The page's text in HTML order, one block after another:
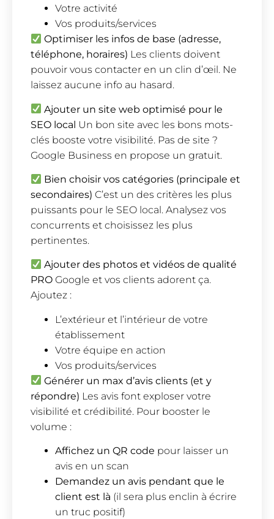
Votre activité
Vos produits/services
Optimiser les infos de base (adresse,
téléphone, horaires) Les clients doivent
pouvoir vous contacter en un clin d’œil. Ne
laissez aucune info au hasard.
Ajouter un site web optimisé pour le
SEO local Un bon site avec les bons mots-
clés booste votre visibilité. Pas de site ?
Google Business en propose un gratuit.
Bien choisir vos catégories (principale et
secondaires) C’est un des critères les plus
puissants pour le SEO local. Analysez vos
concurrents et choisissez les plus
pertinentes.
Ajouter des photos et vidéos de qualité
PRO Google et vos clients adorent ça.
Ajoutez :
L’extérieur et l’intérieur de votre
établissement
Votre équipe en action
Vos produits/services
Générer un max d’avis clients (et y
répondre) Les avis font exploser votre
visibilité et crédibilité. Pour booster le
volume :
Affichez un QR code pour laisser un
avis en un scan
Demandez un avis pendant que le
client est là (il sera plus enclin à écrire
un truc positif)